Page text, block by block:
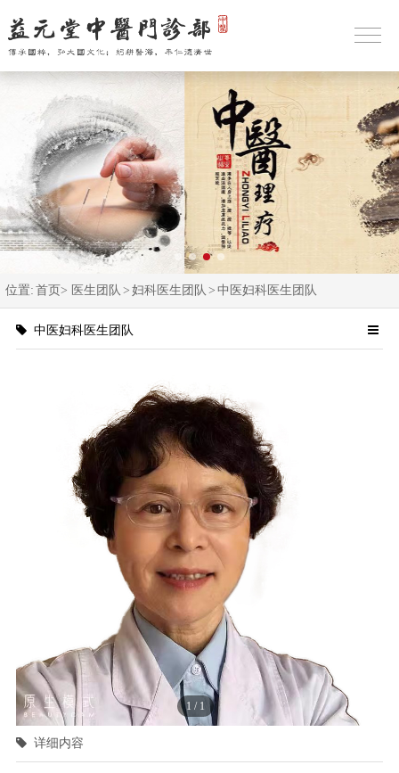
位置: 首页> 医生团队 > 妇科医生团队 > 中医妇科医生团队
中医妇科医生团队
1 / 1
详细内容